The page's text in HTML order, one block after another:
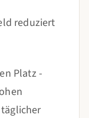
reduziert
Platz -